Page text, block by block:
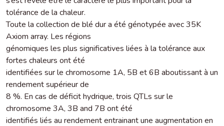
tolérance de la chaleur.
Toute la collection de blé dur a été génotypée avec 35K
Axiom array. Les régions
génomiques les plus significatives liées à la tolérance aux
fortes chaleurs ont été
identifiées sur le chromosome 1A, 5B et 6B aboutissant à un
rendement supérieur de
8 %. En cas de déficit hydrique, trois QTLs sur le
chromosome 3A, 3B and 7B ont été
identifiés liés au rendement entrainant une augmentation en